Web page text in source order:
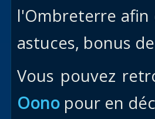
l'Ombreterre afin
astuces, bonus
Vous pouvez
Oono pour en